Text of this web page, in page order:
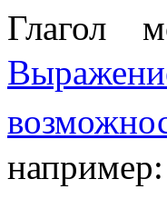
Глагол
например: